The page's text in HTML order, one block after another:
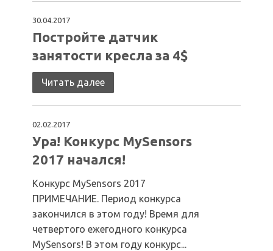
30.04.2017
Постройте датчик
занятости кресла за 4$
Читать далее
02.02.2017
Ура! Конкурс MySensors
2017 начался!
Конкурс MySensors 2017
ПРИМЕЧАНИЕ. Период конкурса
закончился в этом году! Время для
четвертого ежегодного конкурса
MySensors! В этом году конкурс...